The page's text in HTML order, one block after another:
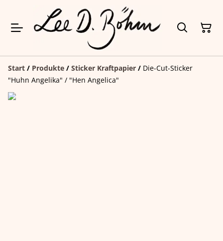
Start / Produkte / Sticker Kraftpapier / Die-Cut-Sticker
"Huhn Angelika" / "Hen Angelica"